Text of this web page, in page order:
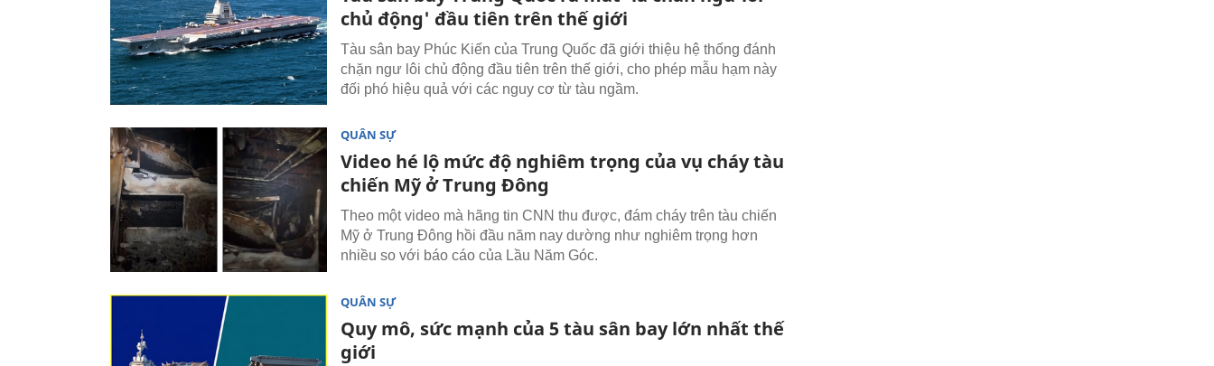
chủ động' đầu tiên trên thế giới
Tàu sân bay Phúc Kiến của Trung Quốc đã giới thiệu hệ thống đánh
chặn ngư lôi chủ động đầu tiên trên thế giới, cho phép mẫu hạm này
đối phó hiệu quả với các nguy cơ từ tàu ngầm.
QUÂN SỰ
Video hé lộ mức độ nghiêm trọng của vụ cháy tàu
chiến Mỹ ở Trung Đông
Theo một video mà hãng tin CNN thu được, đám cháy trên tàu chiến
Mỹ ở Trung Đông hồi đầu năm nay dường như nghiêm trọng hơn
nhiều so với báo cáo của Lầu Năm Góc.
QUÂN SỰ
Quy mô, sức mạnh của 5 tàu sân bay lớn nhất thế
giới